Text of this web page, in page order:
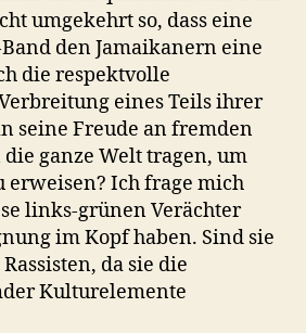
umgekehrt so, dass eine
Band den Jamaikanern eine
die respektvolle
eines Teils ihrer
seine Freude an fremden
ganze Welt tragen, um
erweisen? Ich frage mich
links-grünen Verächter
im Kopf haben. Sind sie
da sie die
Kulturelemente